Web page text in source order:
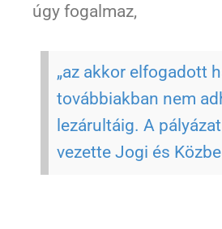
úgy fogalmaz,
„az akkor elfogadott
továbbiakban nem
lezárultáig. A
vezette Jogi és